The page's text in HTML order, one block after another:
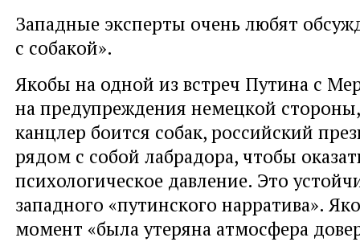
Западные эксперты очень любят
с собакой».
Якобы на одной из встреч Путина с
на предупреждения немецкой
канцлер боится собак, российский
рядом с собой лабрадора, чтобы
психологическое давление. Это
западного «путинского нарратива».
момент «была утеряна атмосфера